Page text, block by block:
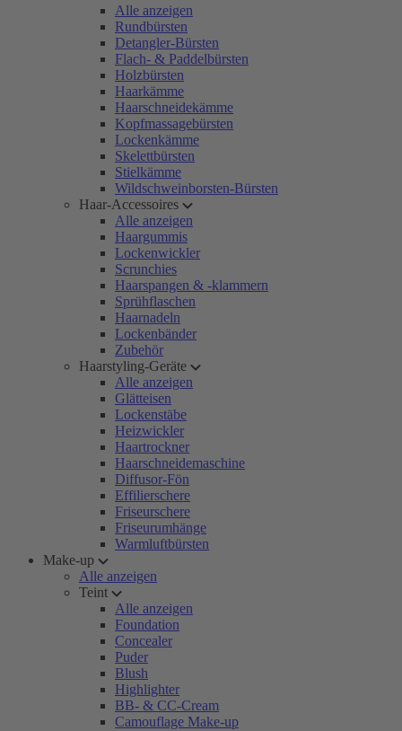
Alle anzeigen
Rundbürsten
Detangler-Bürsten
Flach- & Paddelbürsten
Holzbürsten
Haarkämme
Haarschneidekämme
Kopfmassagebürsten
Lockenkämme
Skelettbürsten
Stielkämme
Wildschweinborsten-Bürsten
Haar-Accessoires
Alle anzeigen
Haargummis
Lockenwickler
Scrunchies
Haarspangen & -klammern
Sprühflaschen
Haarnadeln
Lockenbänder
Zubehör
Haarstyling-Geräte
Alle anzeigen
Glätteisen
Lockenstäbe
Heizwickler
Haartrockner
Haarschneidemaschine
Diffusor-Fön
Effilierschere
Friseurschere
Friseurumhänge
Warmluftbürsten
Make-up
Alle anzeigen
Teint
Alle anzeigen
Foundation
Concealer
Puder
Blush
Highlighter
BB- & CC-Cream
Camouflage Make-up